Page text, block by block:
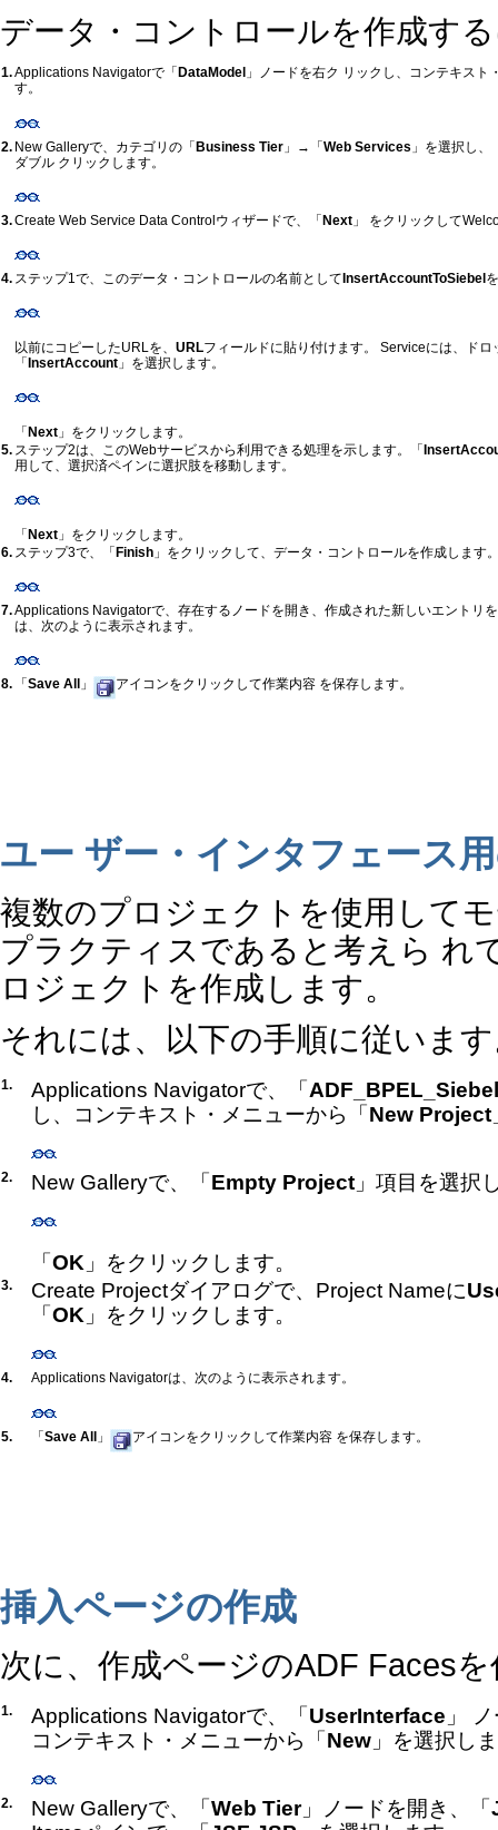
データ・コントロールを作成す
1.Applications Navigatorで「DataModel 」ノードを右ク リックし、コンテキスト
す。
2. New Galleryで、カテゴリの「Business Tier 」→「Web Services 」を選択し、
ダブル クリックします。
3.Create Web Service Data Controlウィザードで、「Next 」 をクリックして
4. ステップ1で、このデータ・コントロールの名前としてInsertAccountToSiebel
以前にコピーしたURLを、 URLフィールドに貼り付けます。 Serviceには、ド
「InsertAccount 」を選択します。
「Next 」をクリックします。
5. ステップ2は、このWebサービスから利用できる処理を示します。「
用して、選択済ペインに選択肢を移動します。
「Next 」をクリックします。
6. ステップ3で、「Finish 」をクリックして、データ・コントロールを作成します
7.Applications Navigatorで、存在するノードを開き、作成された新しいエントリ
は、次のように表示されます。
8. 「Save All 」 アイコンをクリックして作業内容 を保存します。
ユー ザー・インタフェース
複数のプロジェクトを使用して
プラクティスであると考えら れ
ロジェクトを作成します。
それには、以下の手順に従いま
1. Applications Navigatorで、「ADF_BPEL_Siebel
し、コンテキスト・メニューから「New Project
2. New Galleryで、「Empty Project 」項目を選択
「OK 」をクリックします。
3. Create Projectダイアログで、Project Nameに
「OK 」をクリックします。
4. Applications Navigatorは、次のように表示されます。
5. 「Save All 」 アイコンをクリックして作業内容 を保存します。
挿入ページの作成
次に、作成ページのADF Faces
1. Applications Navigatorで、「UserInterface 」
コンテキスト・メニューから「New 」を選択し
2. New Galleryで、「Web Tier」ノードを開き、「